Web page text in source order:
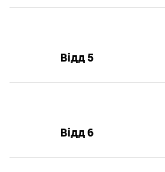
Відд 5
Відд 6